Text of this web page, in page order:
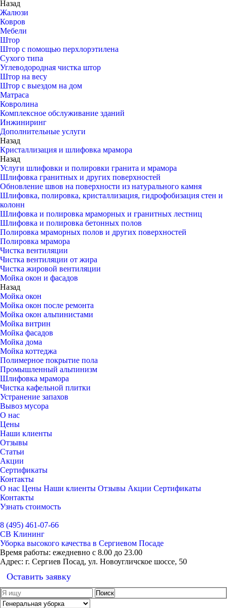
Назад
Жалюзи
Ковров
Мебели
Штор
Штор с помощью перхлорэтилена
Сухого типа
Углеводородная чистка штор
Штор на весу
Штор с выездом на дом
Матраса
Ковролина
Комплексное обслуживание зданий
Инжиниринг
Дополнительные услуги
Назад
Кристаллизация и шлифовка мрамора
Назад
Услуги шлифовки и полировки гранита и мрамора
Шлифовка гранитных и других поверхностей
Обновление швов на поверхности из натурального камня
Шлифовка, полировка, кристаллизация, гидрофобизация стен и
колонн
Шлифовка и полировка мраморных и гранитных лестниц
Шлифовка и полировка бетонных полов
Полировка мраморных полов и других поверхностей
Полировка мрамора
Чистка вентиляции
Чистка вентиляции от жира
Чистка жировой вентиляции
Мойка окон и фасадов
Назад
Мойка окон
Мойка окон после ремонта
Мойка окон альпинистами
Мойка витрин
Мойка фасадов
Мойка дома
Мойка коттеджа
Полимерное покрытие пола
Промышленный альпинизм
Шлифовка мрамора
Чистка кафельной плитки
Устранение запахов
Вывоз мусора
О нас
Цены
Наши клиенты
Отзывы
Статьи
Акции
Сертификаты
Контакты
О нас Цены Наши клиенты Отзывы Акции Сертификаты
Контакты
Узнать стоимость
8 (495) 461-07-66
СВ Клининг
Уборка высокого качества в Сергиевом Посаде
Время работы: ежедневно с 8.00 до 23.00
Адрес: г. Сергиев Посад, ул. Новоугличское шоссе, 50
Оставить заявку